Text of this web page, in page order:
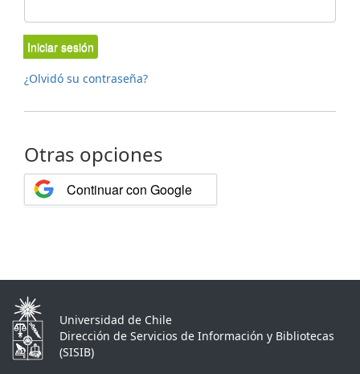
Iniciar sesión
¿Olvidó su contraseña?
Otras opciones
Continuar con Google
Universidad de Chile
Dirección de Servicios de Información y Bibliotecas
(SISIB)